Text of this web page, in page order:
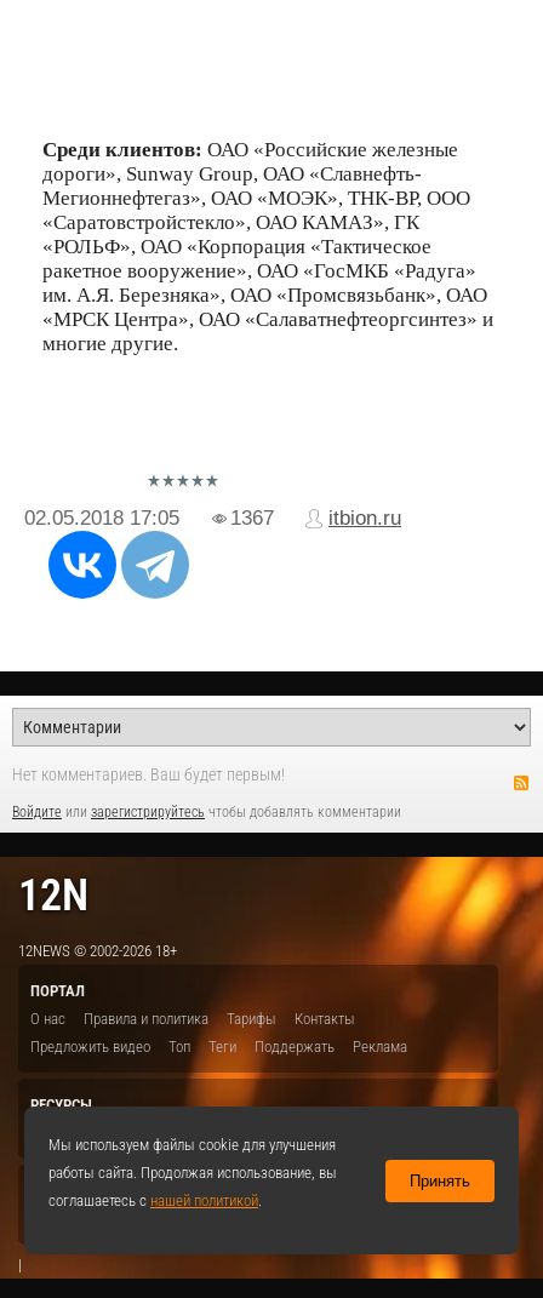
Среди клиентов: ОАО «Российские железные
дороги», Sunway Group, ОАО «Славнефть-
Мегионнефтегаз», ОАО «МОЭК», ТНК-ВР, ООО
«Саратовстройстекло», ОАО КАМАЗ», ГК
«РОЛЬФ», ОАО «Корпорация «Тактическое
ракетное вооружение», ОАО «ГосМКБ «Радуга»
им. А.Я. Березняка», ОАО «Промсвязьбанк», ОАО
«МРСК Центра», ОАО «Салаватнефтеоргсинтез» и
многие другие.
02.05.2018 17:05 1367 itbion.ru
Нет комментариев. Ваш будет первым!
Войдите или зарегистрируйтесь чтобы добавлять комментарии
12N
12NEWS © 2002-2026 18+
ПОРТАЛ
О нас
Правила и политика Тарифы
Контакты
Предложить видео
Топ Теги Поддержать Реклама
РЕСУРСЫ
|
Мы используем файлы cookie для улучшения
работы сайта. Продолжая использование, вы
соглашаетесь с нашей политикой.
Принять